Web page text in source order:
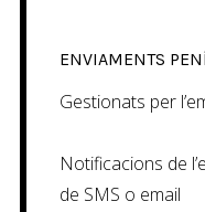
ENVIAMENTS
Gestionats per
Notificacions de
de SMS o email